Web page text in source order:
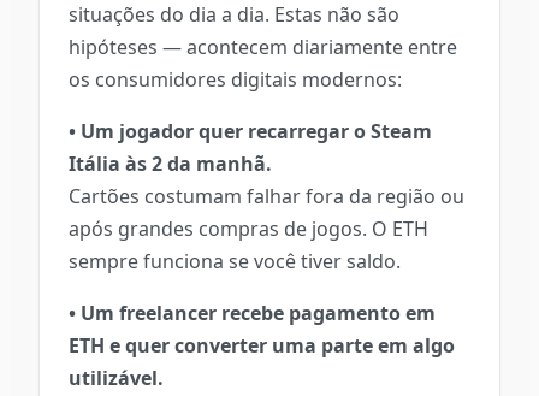
situações do dia a dia. Estas não são
hipóteses — acontecem diariamente entre
os consumidores digitais modernos:
• Um jogador quer recarregar o Steam
Itália às 2 da manhã.
Cartões costumam falhar fora da região ou
após grandes compras de jogos. O ETH
sempre funciona se você tiver saldo.
• Um freelancer recebe pagamento em
ETH e quer converter uma parte em algo
utilizável.